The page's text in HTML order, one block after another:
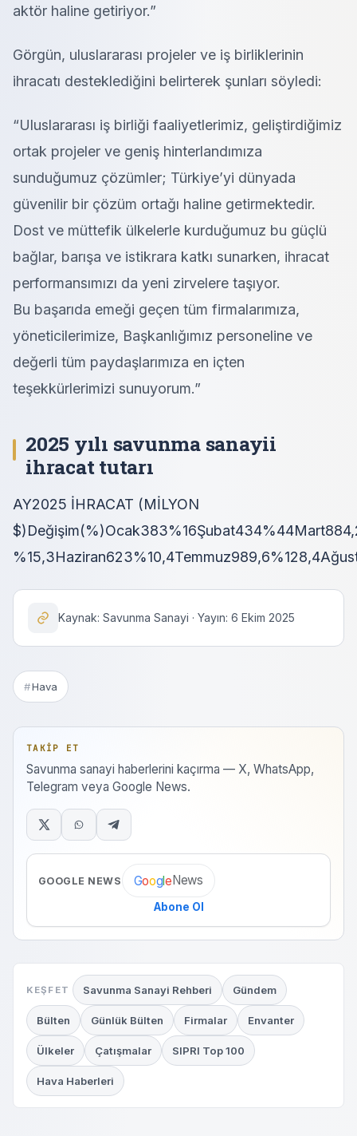
aktör haline getiriyor.”
Görgün, uluslararası projeler ve iş birliklerinin
ihracatı desteklediğini belirterek şunları söyledi:
“Uluslararası iş birliği faaliyetlerimiz, geliştirdiğimiz
ortak projeler ve geniş hinterlandımıza
sunduğumuz çözümler; Türkiye’yi dünyada
güvenilir bir çözüm ortağı haline getirmektedir.
Dost ve müttefik ülkelerle kurduğumuz bu güçlü
bağlar, barışa ve istikrara katkı sunarken, ihracat
performansımızı da yeni zirvelere taşıyor.
Bu başarıda emeği geçen tüm firmalarımıza,
yöneticilerimize, Başkanlığımız personeline ve
değerli tüm paydaşlarımıza en içten
teşekkürlerimizi sunuyorum.”
2025 yılı savunma sanayii
ihracat tutarı
AY2025 İHRACAT (MİLYON
Kaynak: Savunma Sanayi · Yayın: 6 Ekim 2025
Hava
TAKIP ET
Savunma sanayi haberlerini kaçırma — X, WhatsApp,
Telegram veya Google News.
GOOGLE NEWS GoogleNews
Abone Ol
KEŞFET Savunma Sanayi Rehberi Gündem
Bülten Günlük Bülten Firmalar Envanter
Ülkeler Çatışmalar SIPRI Top 100
Hava Haberleri